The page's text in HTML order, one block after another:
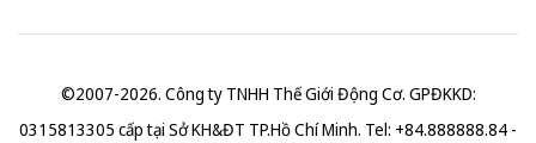
©2007-2026. Công ty TNHH Thế Giới Động Cơ. GPĐKKD:
0315813305 cấp tại Sở KH&ĐT TP.Hồ Chí Minh. Tel: +84.888888.84 -